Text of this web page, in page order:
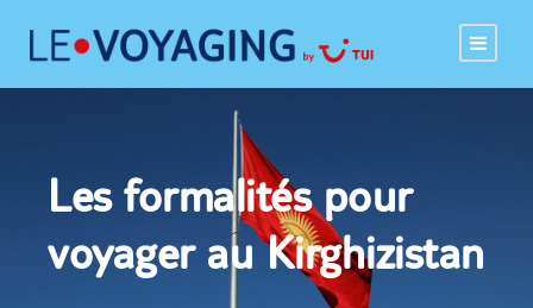
Les formalités pour
voyager au Kirghizistan